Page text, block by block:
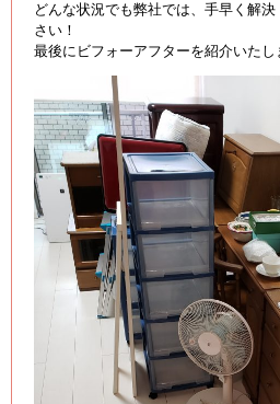
どんな状況でも弊社では、手早く解
さい！
最後にビフォーアフターを紹介いたし